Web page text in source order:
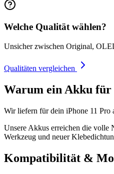
Welche Qualität wählen?
Unsicher zwischen Original,
Qualitäten vergleichen
Warum ein Akku für
Wir liefern für dein iPhone 11 Pro
Unsere Akkus erreichen die volle
Werkzeug und neuer
Kompatibilität &